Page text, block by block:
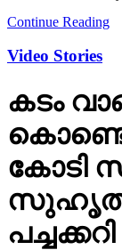
Continue Reading
Video Stories
കടം
കോടി